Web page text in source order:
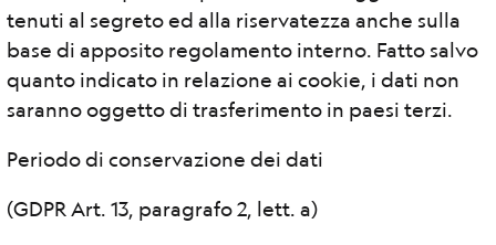
tenuti al segreto ed alla riservatezza anche sulla
base di apposito regolamento interno. Fatto salvo
quanto indicato in relazione ai cookie, i dati non
saranno oggetto di trasferimento in paesi terzi.
Periodo di conservazione dei dati
(GDPR Art. 13, paragrafo 2, lett. a)